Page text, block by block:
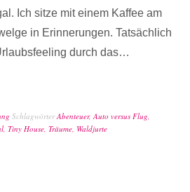
Ich sitze mit einem Kaffee am
in Erinnerungen. Tatsächlich
durch das…
SchlagwörterAbenteuer,Auto versus Flug,
, Tiny House, Träume, Waldjurte